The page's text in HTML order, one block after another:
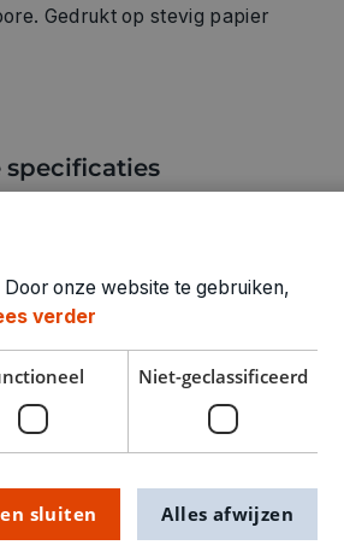
Gedrukt op stevig papier
specificaties
7742045
onze website te gebruiken,
verder
Niet-geclassificeerd
sluiten Alles afwijzen